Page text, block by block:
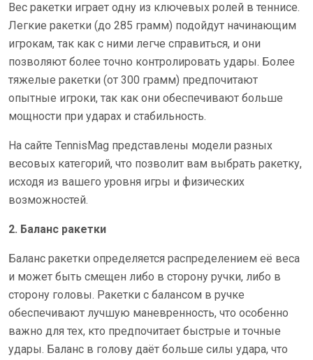
Вес ракетки играет одну из ключевых ролей в теннисе.
Легкие ракетки (до 285 грамм) подойдут начинающим
игрокам, так как с ними легче справиться, и они
позволяют более точно контролировать удары. Более
тяжелые ракетки (от 300 грамм) предпочитают
опытные игроки, так как они обеспечивают больше
мощности при ударах и стабильность.
На сайте TennisMag представлены модели разных
весовых категорий, что позволит вам выбрать ракетку,
исходя из вашего уровня игры и физических
возможностей.
2. Баланс ракетки
Баланс ракетки определяется распределением её веса
и может быть смещен либо в сторону ручки, либо в
сторону головы. Ракетки с балансом в ручке
обеспечивают лучшую маневренность, что особенно
важно для тех, кто предпочитает быстрые и точные
удары. Баланс в голову даёт больше силы удара, что